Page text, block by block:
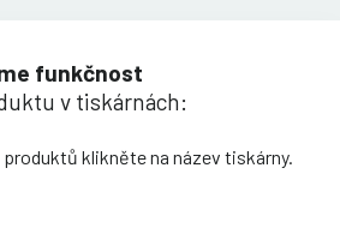
funkčnost
v tiskárnách:
klikněte na název tiskárny.